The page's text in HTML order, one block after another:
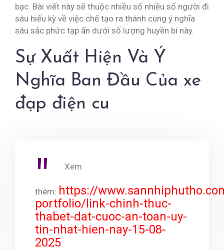
bạc. Bài viết này sẽ thuộc nhiều số nhiều số người đi
sâu hiếu kỳ về việc chế tạo ra thành cùng ý nghĩa
sâu sắc phức tạp ẩn dưới số lượng huyền bí này.
Sự Xuất Hiện Và Ý
Nghĩa Ban Đầu Của xe
đạp điện cu
Xem
thêm: https://
portfolio/link-chinh-thuc-
thabet-dat-cuoc-an-toan-uy-
tin-nhat-hien-nay-15-08-
2025